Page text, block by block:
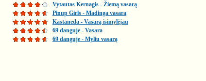
Vytautas Kernagis - Žiemą vasarą
Pinup Girls - Madinga vasara
Kastaneda - Vasarą isimylėjau
69 danguje - Vasara
69 danguje - Myliu vasarą